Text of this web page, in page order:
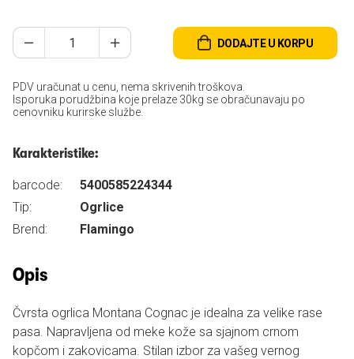
DODAJTE U KORPU
PDV uračunat u cenu, nema skrivenih troškova.
Isporuka porudžbina koje prelaze 30kg se obračunavaju po
cenovniku kurirske službe.
Karakteristike:
barcode:
5400585224344
Tip:
Ogrlice
Brend:
Flamingo
Opis
Čvrsta ogrlica Montana Cognac je idealna za velike rase
pasa. Napravljena od meke kože sa sjajnom crnom
kopčom i zakovicama. Stilan izbor za vašeg vernog